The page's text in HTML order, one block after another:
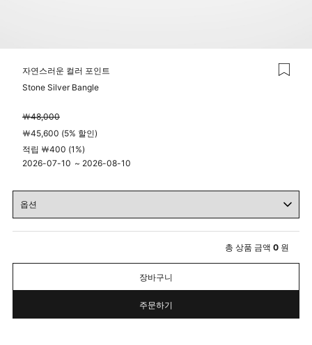
자연스러운 컬러 포인트
Stone Silver Bangle
￦48,000
￦45,600 (5% 할인)
적립 ￦400 (1%)
2026-07-10 ~ 2026-08-10
총 상품 금액 0 원
장바구니
주문하기